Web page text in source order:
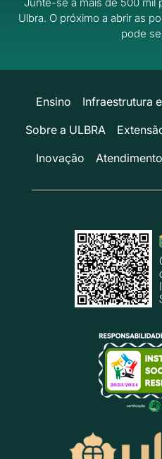
Ulbra. O próximo a abrir as
pode
Ensino Infraestrutura
Sobre a ULBRA
Inovação
Atendimento